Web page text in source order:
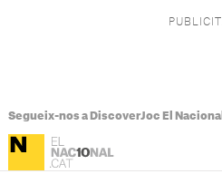
Segueix-nos a DiscoverJoc El Nacional